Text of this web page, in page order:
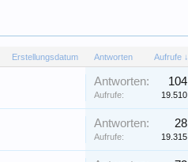
Erstellungsdatum Antworten Aufrufe ↓
Antworten: 104
Aufrufe: 19.510
Antworten: 28
Aufrufe: 19.315